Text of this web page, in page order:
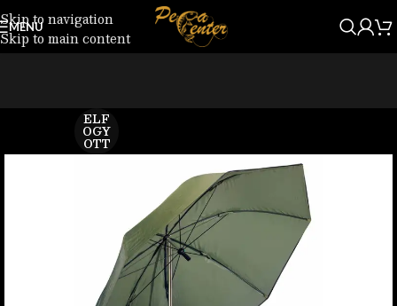
Skip to navigation
Skip to main content
MENU
ELF
OGY
OTT